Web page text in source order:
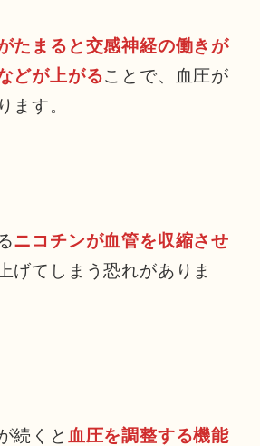
たまると交感神経の働きが
どが上がることで、血圧が
ます。
ニコチンが血管を収縮させ
げてしまう恐れがありま
続くと 血圧を調整する機能